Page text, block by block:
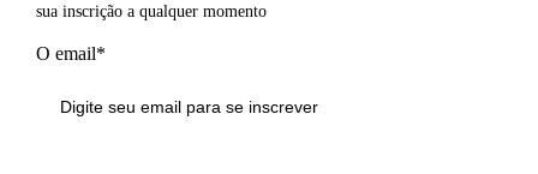
sua inscrição a qualquer momento
O email*